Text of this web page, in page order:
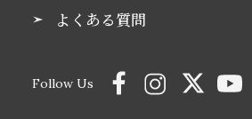
よくある質問
Follow Us